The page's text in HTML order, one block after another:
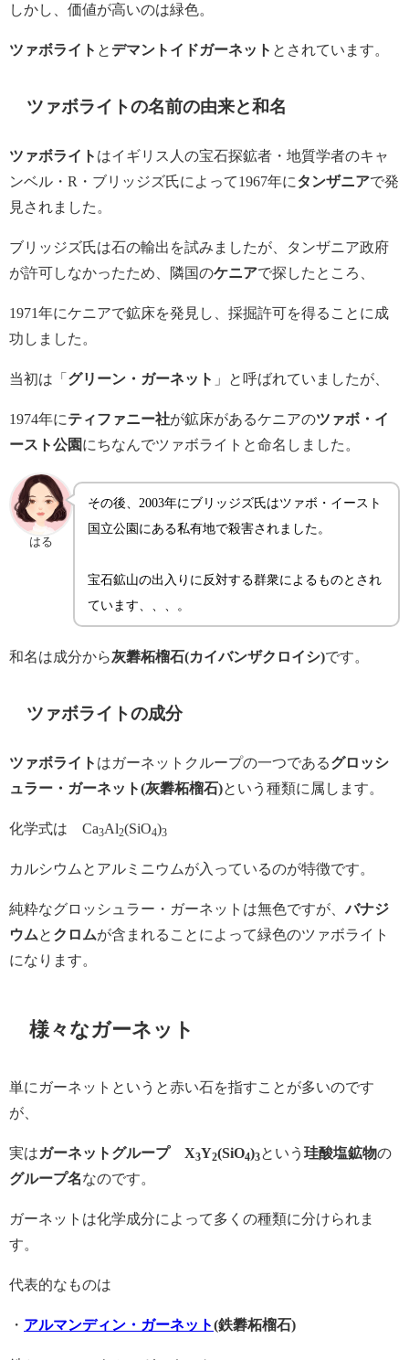
しかし、価値が高いのは緑色。
ツァボライト と デマントイドガーネット とされています。
ツァボライトの名前の由来と和名
ツァボライト はイギリス人の宝石探鉱者・地質学者のキャ
ンベル・R・ブリッジズ氏によって1967年にタンザニアで発
見されました。
ブリッジズ氏は石の輸出を試みましたが、タンザニア政府
が許可しなかったため、隣国のケニアで探したところ、
1971年にケニアで鉱床を発見し、採掘許可を得ることに成
功しました。
当初は「 グリーン・ガーネット 」と呼ばれていましたが、
1974年にティファニー社が鉱床があるケニアのツァボ・イ
ースト公園にちなんでツァボライトと命名しました。
はる
その後、2003年にブリッジズ氏はツァボ・イースト
国立公園にある私有地で殺害されました。
宝石鉱山の出入りに反対する群衆によるものとされ
ています、、、。
和名は成分から灰礬柘榴石(カイバンザクロイシ)です。
ツァボライトの成分
ツァボライト はガーネットクループの一つであるグロッシ
ュラー・ガーネット(灰礬柘榴石)という種類に属します。
化学式は Ca3Al2(SiO4)3
カルシウムとアルミニウムが入っているのが特徴です。
純粋なグロッシュラー・ガーネットは無色ですが、バナジ
ウムと クロムが含まれることによって緑色のツァボライト
になります。
様々なガーネット
単にガーネットというと赤い石を指すことが多いのです
が、
実はガーネットグループ X3Y2(SiO4)3という 珪酸塩鉱物の
グループ名なのです。
ガーネットは化学成分によって多くの種類に分けられま
す。
代表的なものは
・ アルマンディン・ガーネット(鉄礬柘榴石)